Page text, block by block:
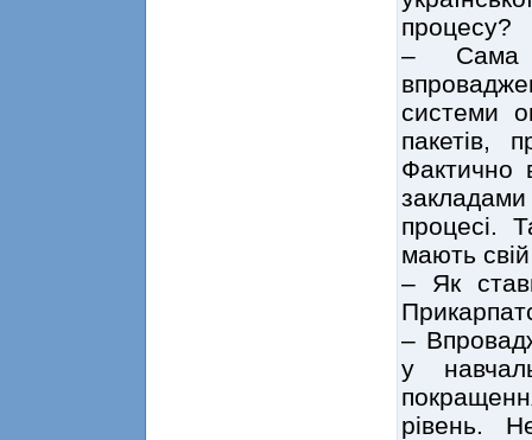
процесу?
– Сама
системи
пакетів,
Фактично
процесі.
мають
– Як
–
у
рівень.